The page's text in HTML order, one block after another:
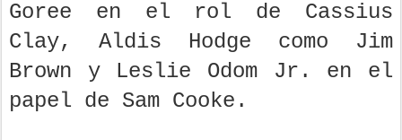
Goree en el rol de Cassius
Clay, Aldis Hodge como Jim
Brown y Leslie Odom Jr. en el
papel de Sam Cooke.